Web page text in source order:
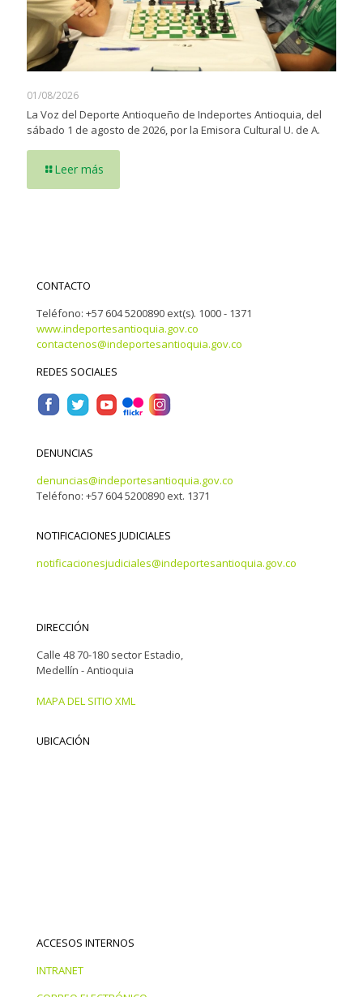
01/08/2026
La Voz del Deporte Antioqueño de Indeportes Antioquia, del
sábado 1 de agosto de 2026, por la Emisora Cultural U. de A.
Leer más
CONTACTO
Teléfono: +57 604 5200890 ext(s). 1000 - 1371
www.indeportesantioquia.gov.co
contactenos@indeportesantioquia.gov.co
REDES SOCIALES
DENUNCIAS
denuncias@indeportesantioquia.gov.co
Teléfono: +57 604 5200890 ext. 1371
NOTIFICACIONES JUDICIALES
notificacionesjudiciales@indeportesantioquia.gov.co
DIRECCIÓN
Calle 48 70-180 sector Estadio,
Medellín - Antioquia
MAPA DEL SITIO XML
UBICACIÓN
ACCESOS INTERNOS
INTRANET